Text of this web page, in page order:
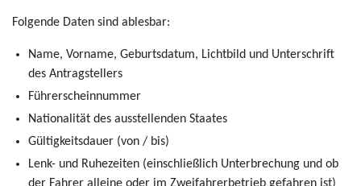
Folgende Daten sind ablesbar:
Name, Vorname, Geburtsdatum, Lichtbild und Unterschrift
des Antragstellers
Führerscheinnummer
Nationalität des ausstellenden Staates
Gültigkeitsdauer (von / bis)
Lenk- und Ruhezeiten (einschließlich Unterbrechung und ob